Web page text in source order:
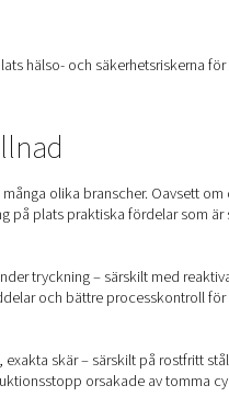
priser. Med en
leverantörer. Genom
om du behöver 95
producerar system på